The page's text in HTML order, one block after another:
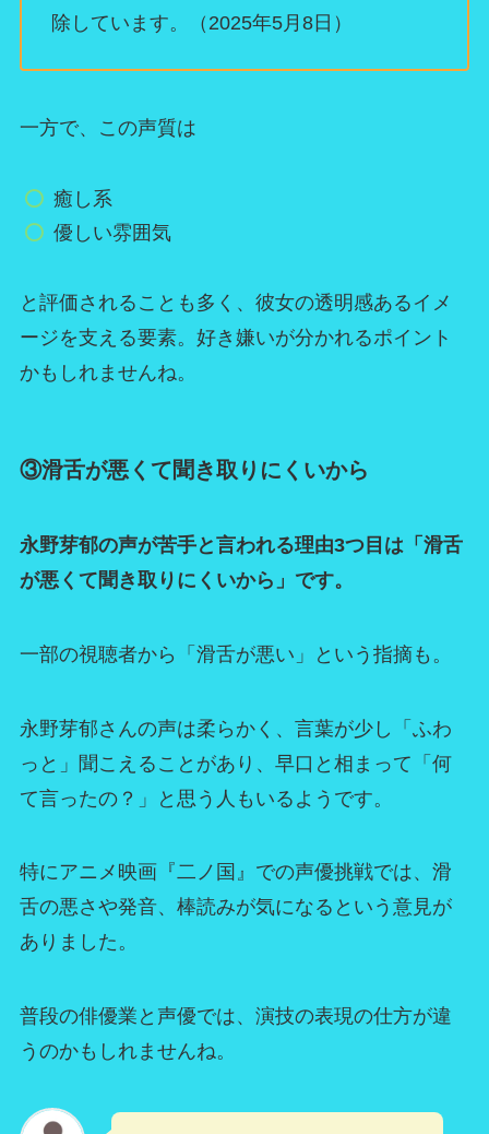
除しています。（2025年5月8日）
一方で、この声質は
癒し系
優しい雰囲気
と評価されることも多く、彼女の透明感あるイメ
ージを支える要素。好き嫌いが分かれるポイント
かもしれませんね。
③滑舌が悪くて聞き取りにくいから
永野芽郁の声が苦手と言われる理由3つ目は「滑舌
が悪くて聞き取りにくいから」です。
一部の視聴者から「滑舌が悪い」という指摘も。
永野芽郁さんの声は柔らかく、言葉が少し「ふわ
っと」聞こえることがあり、早口と相まって「何
て言ったの？」と思う人もいるようです。
特にアニメ映画『二ノ国』での声優挑戦では、滑
舌の悪さや発音、棒読みが気になるという意見が
ありました。
普段の俳優業と声優では、演技の表現の仕方が違
うのかもしれませんね。